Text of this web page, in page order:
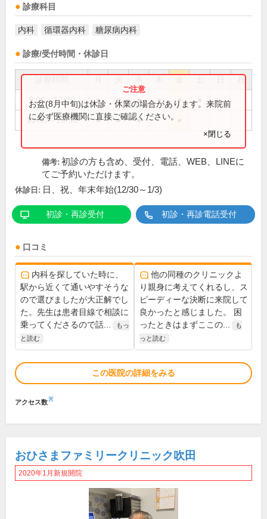
診療科目
内科 循環器内科 糖尿病内科
診療/受付時間・休診日
祝
9:00～12:30 ● ● ● ● ●
16:30～19:30 ● ● ●
お盆(8月中旬)は休診・休業の場合があります。来院前
に必ず医療機関に直接ご確認ください。
×閉じる
備考: 初診の方も含め、受付、電話、WEB、LINEに
てご予約いただけます。
休診日: 日、祝、年末年始(12/30～1/3)
初診・再診受付 初診・再診電話受付
口コミ
内科を探していた時に、
駅から近くて通いやすそうな
ので選びましたが大正解でし
た。先生は患者目線で相談に
乗ってくださるので話...
もっ
と読む
他の同種のクリニックよ
り親身に考えてくれるし、ス
ピーディーな決断に来院して
良かったと感じました。 困
ったときはまずここの...
も
っと読む
この医院の詳細をみる
アクセス数※
おひさまファミリークリニック吹田
2020年1月新規開院